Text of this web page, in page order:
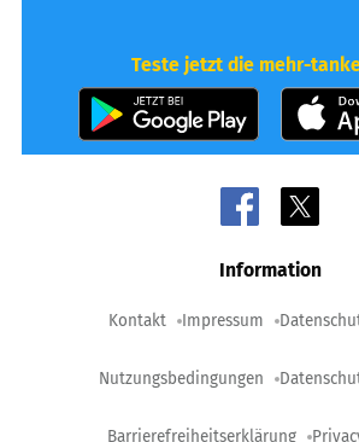
Teste jetzt die mehr-
Information
Kontakt Impressum
Nutzungsbedingungen
Barrierefreiheitserklärung